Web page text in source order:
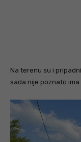
Na terenu su i
sada nije poznato